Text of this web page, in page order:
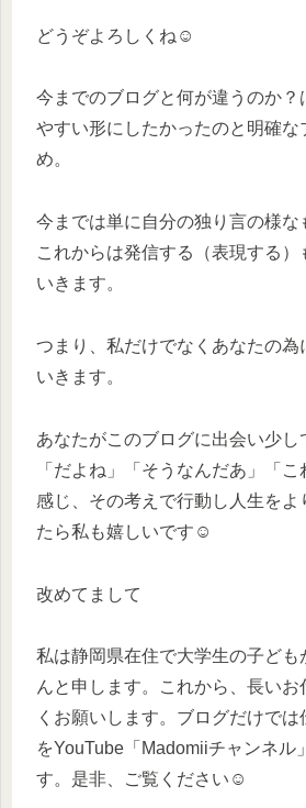
どうぞよろしくね☺️
今までのブログと何が違うのか？
やすい形にしたかったのと明確な
め。
今までは単に自分の独り言の様な
これからは発信する（表現する）
いきます。
つまり、私だけでなくあなたの為
いきます。
あなたがこのブログに出会い少し
「だよね」「そうなんだあ」「
感じ、その考えで行動し人生をよ
たら私も嬉しいです☺️
改めてまして
私は静岡県在住で大学生の子ども
んと申します。これから、長いお
くお願いします。ブログだけでは
をYouTube「Madomiiチャンネル
す。是非、ご覧ください☺️